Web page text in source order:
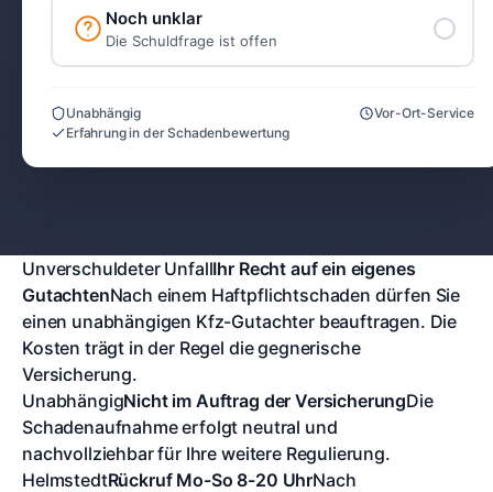
Noch unklar
Die Schuldfrage ist offen
Unabhängig
Vor-Ort-Service
Erfahrung in der Schadenbewertung
Unverschuldeter UnfallIhr Recht auf ein eigenes
GutachtenNach einem Haftpflichtschaden dürfen Sie
einen unabhängigen Kfz-Gutachter beauftragen. Die
Kosten trägt in der Regel die gegnerische
Versicherung.
UnabhängigNicht im Auftrag der VersicherungDie
Schadenaufnahme erfolgt neutral und
nachvollziehbar für Ihre weitere Regulierung.
HelmstedtRückruf Mo-So 8-20 UhrNach